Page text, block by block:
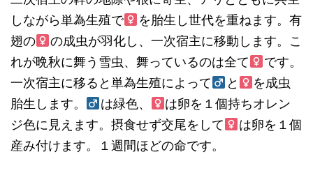
しながら単為生殖で
を胎生し世代を重ねます。有
翅の
の成虫が羽化し、一次宿主に移動します。こ
れが晩秋に舞う雪虫、舞っているのは全て
です。
一次宿主に移ると単為生殖によって
と
を成虫
胎生します。
は緑色、
は卵を１個持ちオレン
ジ色に見えます。摂食せず交尾をして
は卵を１個
産み付けます。１週間ほどの命です。